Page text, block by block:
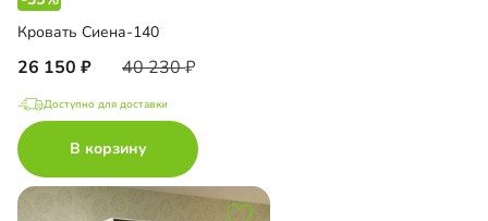
Кровать Сиена-140
26 150 40 230
Доступно для доставки
В корзину